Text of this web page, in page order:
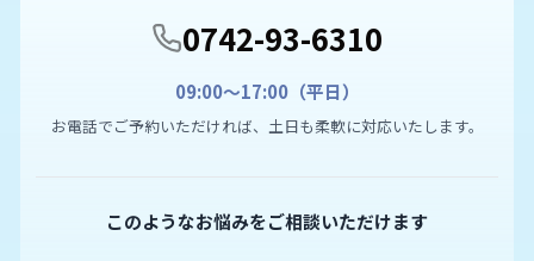
0742-93-6310
09:00〜17:00（平日）
お電話でご予約いただければ、土日も柔軟に対応いたします。
このようなお悩みをご相談いただけます